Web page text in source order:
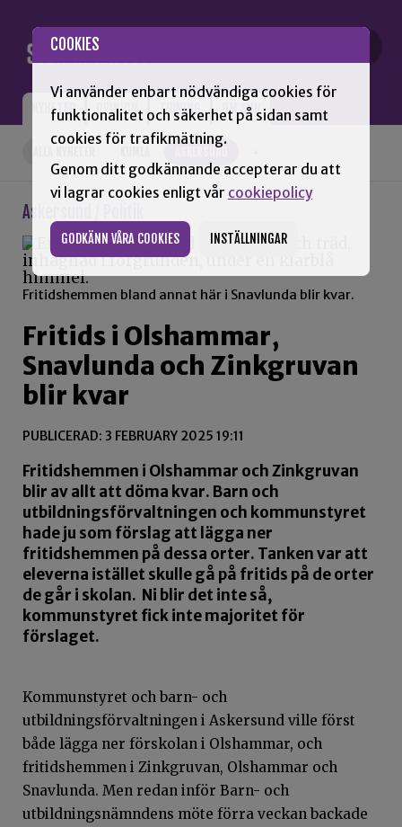
COOKIES
Vi använder enbart nödvändiga cookies för
funktionalitet och säkerhet på sidan samt
cookies för trafikmätning.
Genom ditt godkännande accepterar du att
vi lagrar cookies enligt vår cookiepolicy
GODKÄNN VÅRA COOKIES INSTÄLLNINGAR
NYHETER OPINION TIDNING OM SNN
ASKERSUND
Askersund / Politik
Fritidshemmen bland annat här i Snavlunda blir kvar.
Fritids i Olshammar,
Snavlunda och Zinkgruvan
blir kvar
PUBLICERAD: 3 FEBRUARY 2025 19:11
Fritidshemmen i Olshammar och Zinkgruvan
blir av allt att döma kvar. Barn och
utbildningsförvaltningen och kommunstyret
hade ju som förslag att lägga ner
fritidshemmen på dessa orter. Tanken var att
eleverna istället skulle gå på fritids på de orter
de går i skolan. Ni blir det inte så,
kommunstyret fick inte majoritet för
förslaget.
Kommunstyret och barn- och
utbildningsförvaltningen i Askersund ville först
både lägga ner förskolan i Olshammar, och
fritidshemmen i Zinkgruvan, Olshammar och
Snavlunda. Men redan inför Barn- och
utbildningsnämndens möte förra veckan backade